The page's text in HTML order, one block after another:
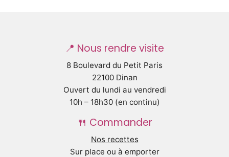
📍 Nous rendre visite
8 Boulevard du Petit Paris
22100 Dinan
Ouvert du lundi au vendredi
10h – 18h30 (en continu)
🍴 Commander
Nos recettes
Sur place ou à emporter